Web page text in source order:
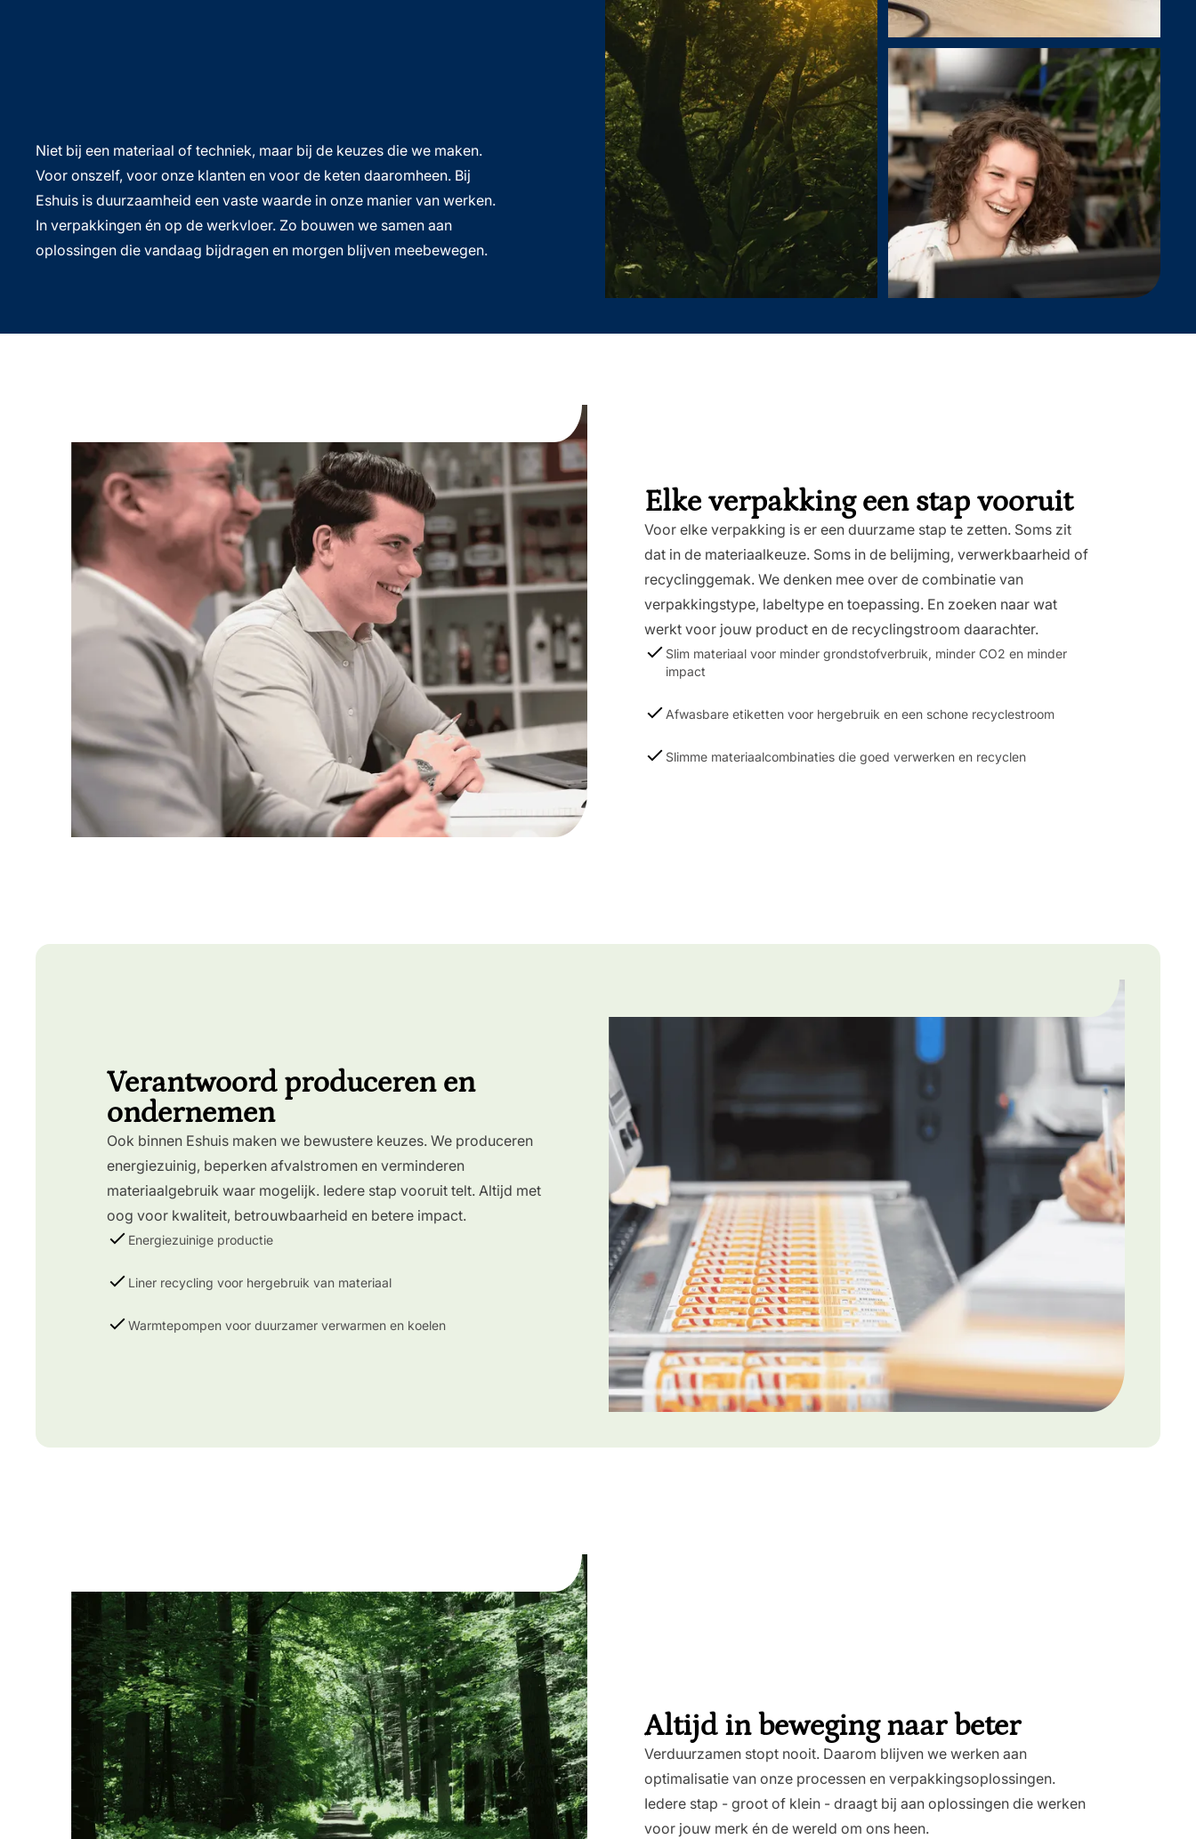
Niet bij een materiaal of techniek, maar bij de keuzes die we maken.
Voor onszelf, voor onze klanten en voor de keten daaromheen. Bij
Eshuis is duurzaamheid een vaste waarde in onze manier van werken.
In verpakkingen én op de werkvloer. Zo bouwen we samen aan
oplossingen die vandaag bijdragen en morgen blijven meebewegen.
Elke verpakking een stap vooruit
Voor elke verpakking is er een duurzame stap te zetten. Soms zit
dat in de materiaalkeuze. Soms in de belijming, verwerkbaarheid of
recyclinggemak. We denken mee over de combinatie van
verpakkingstype, labeltype en toepassing. En zoeken naar wat
werkt voor jouw product en de recyclingstroom daarachter.
Slim materiaal voor minder grondstofverbruik, minder CO2 en minder
impact
Afwasbare etiketten voor hergebruik en een schone recyclestroom
Slimme materiaalcombinaties die goed verwerken en recyclen
Verantwoord produceren en
ondernemen
Ook binnen Eshuis maken we bewustere keuzes. We produceren
energiezuinig, beperken afvalstromen en verminderen
materiaalgebruik waar mogelijk. Iedere stap vooruit telt. Altijd met
oog voor kwaliteit, betrouwbaarheid en betere impact.
Energiezuinige productie
Liner recycling voor hergebruik van materiaal
Warmtepompen voor duurzamer verwarmen en koelen
Altijd in beweging naar beter
Verduurzamen stopt nooit. Daarom blijven we werken aan
optimalisatie van onze processen en verpakkingsoplossingen.
Iedere stap - groot of klein - draagt bij aan oplossingen die werken
voor jouw merk én de wereld om ons heen.